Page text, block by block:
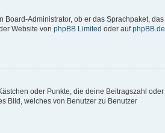
Administrator, ob er das Sprachpaket, das
Website von phpBB Limited oder aufphpBB.de
oder Punkte, die deine Beitragszahl oder
Bild, welches von Benutzer zu Benutzer